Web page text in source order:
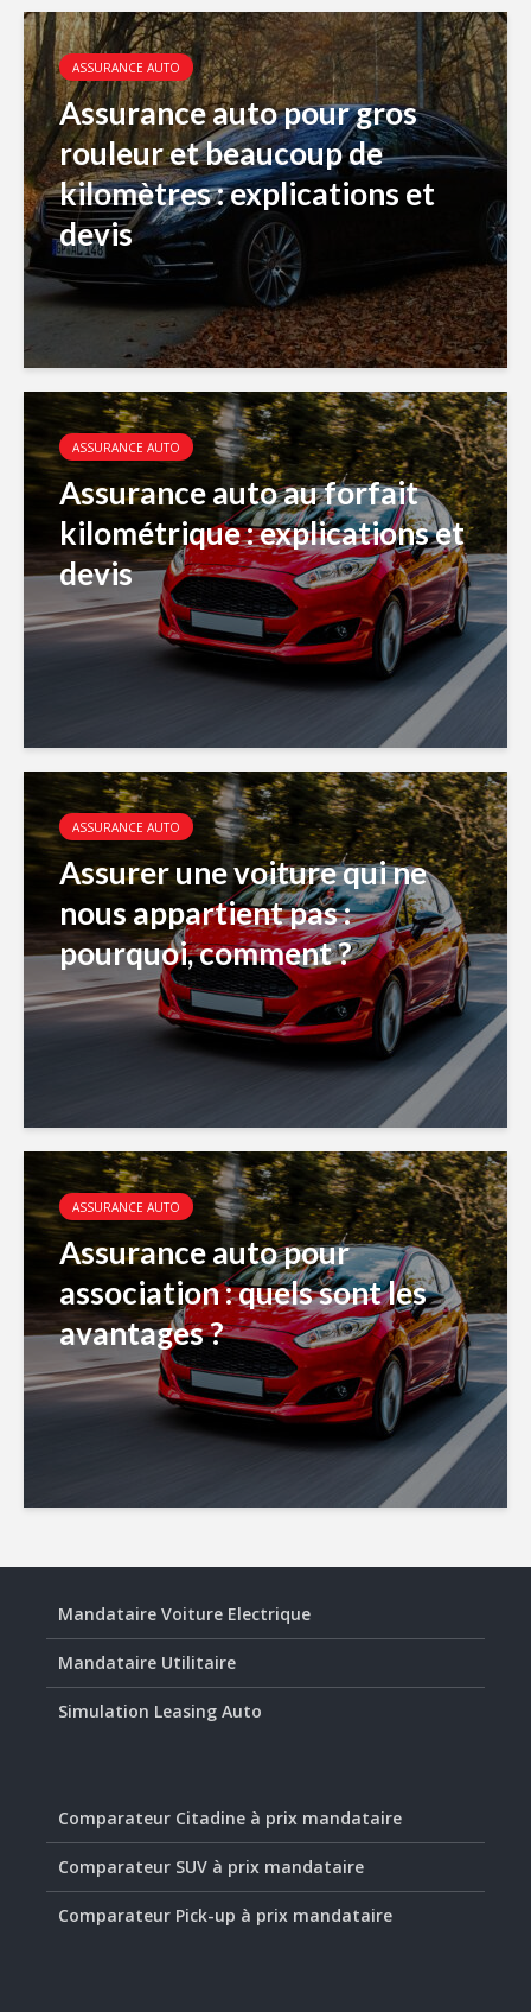
ASSURANCE AUTO
Assurance auto pour gros
rouleur et beaucoup de
kilomètres : explications et
devis
ASSURANCE AUTO
Assurance auto au forfait
kilométrique : explications et
devis
ASSURANCE AUTO
Assurer une voiture qui ne
nous appartient pas :
pourquoi, comment ?
ASSURANCE AUTO
Assurance auto pour
association : quels sont les
avantages ?
Mandataire Voiture Electrique
Mandataire Utilitaire
Simulation Leasing Auto
Comparateur Citadine à prix mandataire
Comparateur SUV à prix mandataire
Comparateur Pick-up à prix mandataire